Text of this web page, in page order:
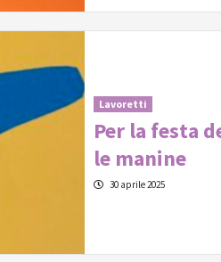
Lavoretti
Per la festa
le manine
30 aprile 2025